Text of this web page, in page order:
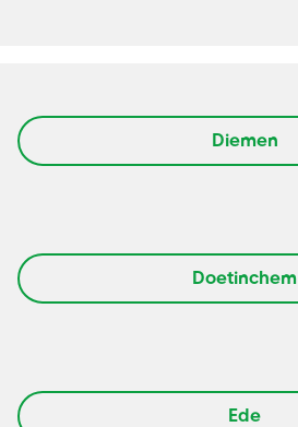
Diemen
Doetinchem
Ede